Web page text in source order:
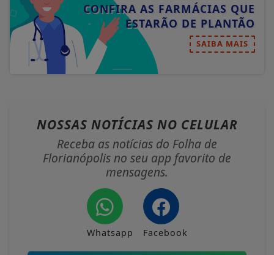
CONFIRA AS FARMÁCIAS QUE
ESTARÃO DE PLANTÃO
SAIBA MAIS
NOSSAS NOTÍCIAS NO CELULAR
Receba as notícias do Folha de
Florianópolis no seu app favorito de
mensagens.
Whatsapp Facebook